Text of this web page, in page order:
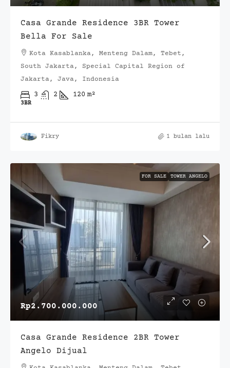
Casa Grande Residence 3BR Tower
Bella For Sale
Kota Kasablanka, Menteng Dalam, Tebet,
South Jakarta, Special Capital Region of
Jakarta, Java, Indonesia
3 2 120 m²
3BR
Fikry 1 bulan lalu
FOR SALE TOWER ANGELO
Rp2.700.000.000
Casa Grande Residence 2BR Tower
Angelo Dijual